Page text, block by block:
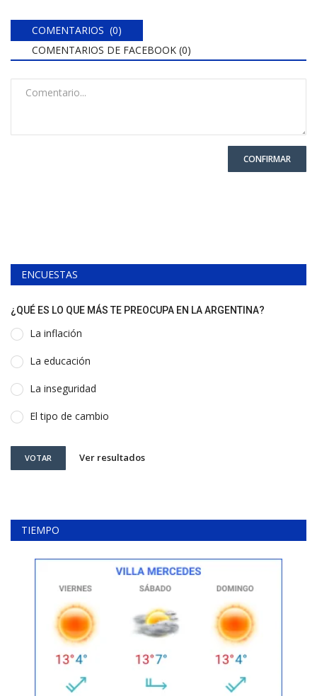
COMENTARIOS (0)
COMENTARIOS DE FACEBOOK (0)
CONFIRMAR
ENCUESTAS
¿QUÉ ES LO QUE MÁS TE PREOCUPA EN LA ARGENTINA?
La inflación
La educación
La inseguridad
El tipo de cambio
VOTAR Ver resultados
TIEMPO